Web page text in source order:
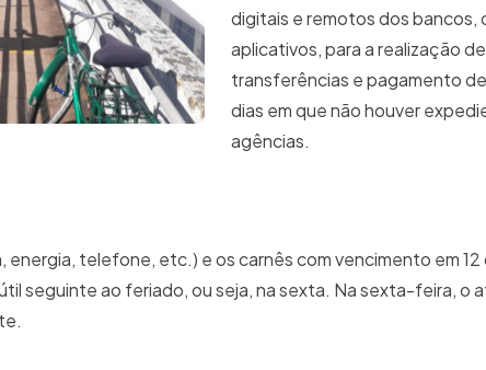
digitais e remotos dos bancos,
aplicativos, para a realização de
transferências e pagamento
dias em que não houver
agências.
energia, telefone, etc.) e os carnês com vencimento em
seguinte ao feriado, ou seja, na sexta. Na sexta-feira, o